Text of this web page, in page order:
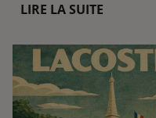
LIRE LA SUITE